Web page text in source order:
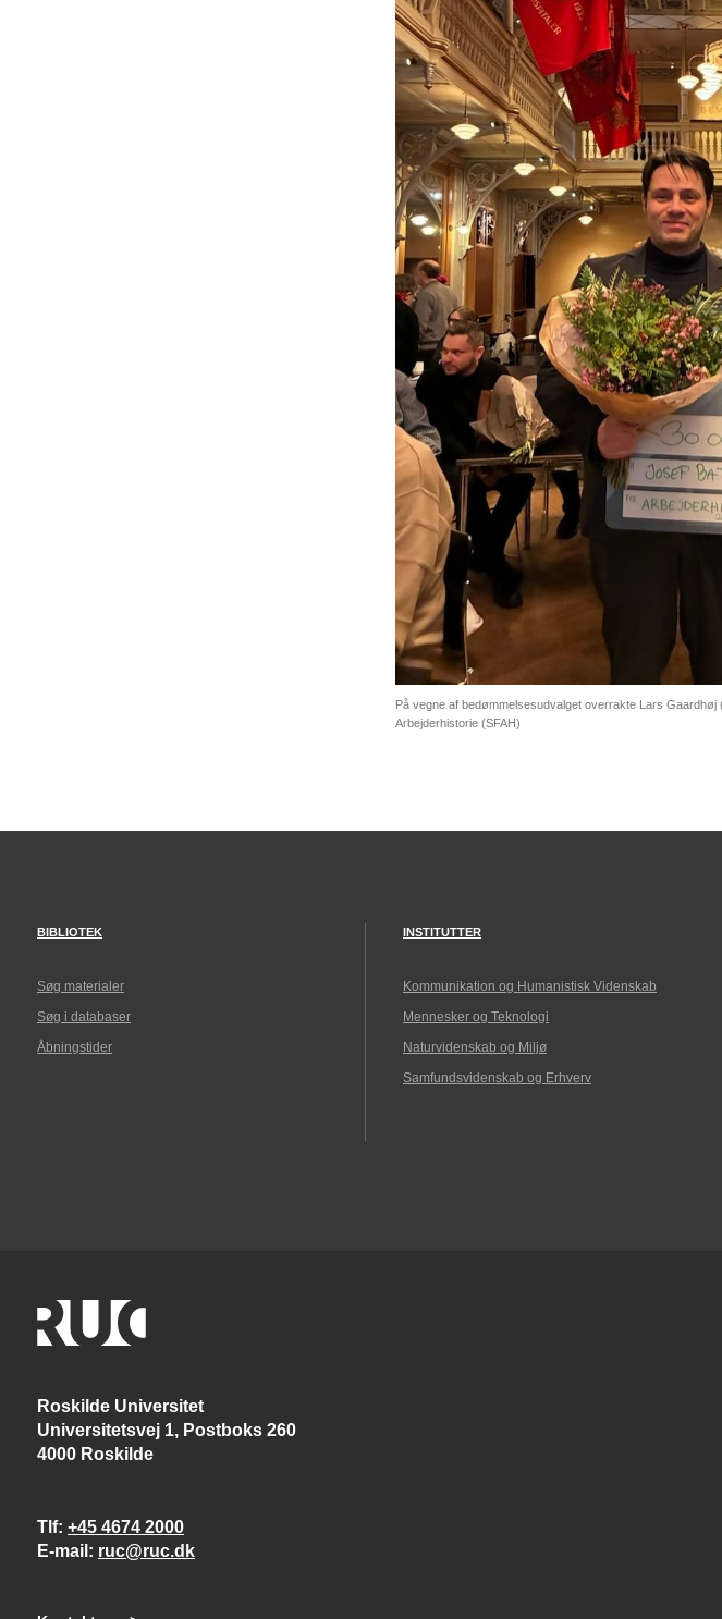
På vegne af bedømmelsesudvalget overrakte Lars
Arbejderhistorie (SFAH)
BIBLIOTEK
Søg materialer
Søg i databaser
Åbningstider
INSTITUTTER
Kommunikation og Humanistisk Videnskab
Mennesker og Teknologi
Naturvidenskab og Miljø
Samfundsvidenskab og Erhverv
Roskilde Universitet
Universitetsvej 1, Postboks 260
4000 Roskilde
Tlf +45 4674 2000
E-mail
ruc@ruc.dk